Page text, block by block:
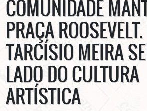
COMUNIDADE
PRAÇA
TARCÍSIO MEIRA
LADO DO CULTURA
ARTÍSTICA